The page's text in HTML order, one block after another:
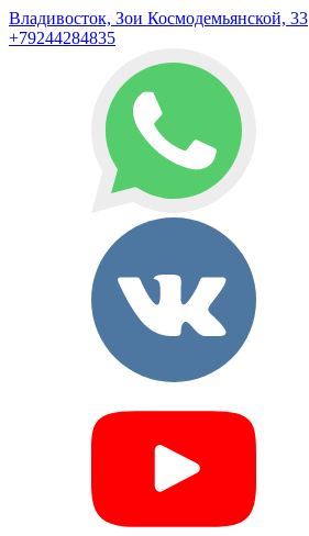
Владивосток, Зои Космодемьянской, 33
+79244284835